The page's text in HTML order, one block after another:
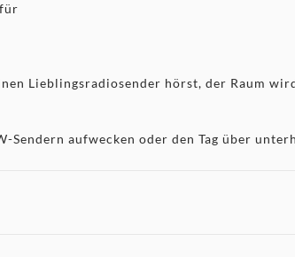
Lieblingsradiosender hörst, der Raum
Sendern aufwecken oder den Tag über
von deinen bevorzugten Streaming-